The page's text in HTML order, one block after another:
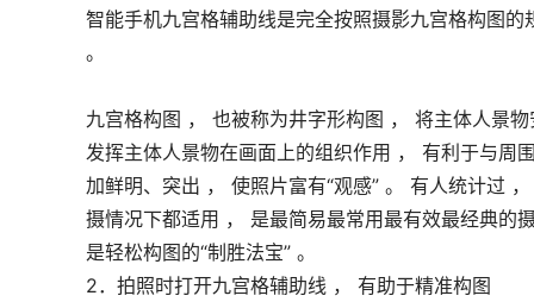
智能手机九宫格辅助线是完全按照摄影九宫格构图
。
九宫格构图 ， 也被称为井字形构图 ， 将主体人景
发挥主体人景物在画面上的组织作用 ， 有利于与周
加鲜明、突出 ， 使照片富有“观感” 。 有人统计过
摄情况下都适用 ， 是最简易最常用最有效最经典的
是轻松构图的“制胜法宝” 。
2．拍照时打开九宫格辅助线 ， 有助于精准构图